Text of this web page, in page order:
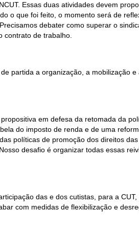
Essas duas atividades devem
o que foi feito, o momento será de
debater como superar o
contrato de trabalho.
partida a organização, a mobilização
em defesa da retomada da
do imposto de renda e de uma
políticas de promoção dos direitos
desafio é organizar todas essas
das e dos cutistas, para a
com medidas de flexibilização e